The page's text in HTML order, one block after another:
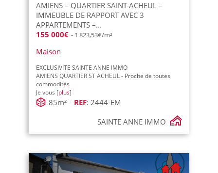
AMIENS – QUARTIER SAINT-ACHEUL –
IMMEUBLE DE RAPPORT AVEC 3
APPARTEMENTS –...
155 000€ - 1 823,53€/m²
Maison
EXCLUSIVITE SAINTE ANNE IMMO
AMIENS QUARTIER ST ACHEUL - Proche de toutes
commodités
Je vous [plus]
85m² - REF: 2444-EM
SAINTE ANNE IMMO